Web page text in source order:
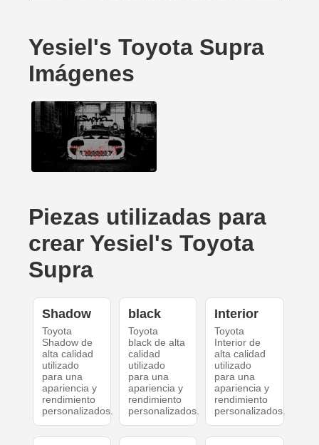
Yesiel's Toyota Supra
Imágenes
Piezas utilizadas para
crear Yesiel's Toyota
Supra
Shadow
Toyota
Shadow de
alta calidad
utilizado
para una
apariencia y
rendimiento
personalizados.
black
Toyota
black de alta
calidad
utilizado
para una
apariencia y
rendimiento
personalizados.
Interior
Toyota
Interior de
alta calidad
utilizado
para una
apariencia y
rendimiento
personalizados.